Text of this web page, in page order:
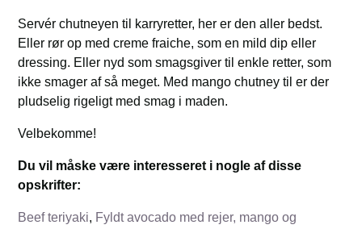
Servér chutneyen til karryretter, her er den aller bedst.
Eller rør op med creme fraiche, som en mild dip eller
dressing. Eller nyd som smagsgiver til enkle retter, som
ikke smager af så meget. Med mango chutney til er der
pludselig rigeligt med smag i maden.
Velbekomme!
Du vil måske være interesseret i nogle af disse
opskrifter:
Beef teriyaki, Fyldt avocado med rejer, mango og